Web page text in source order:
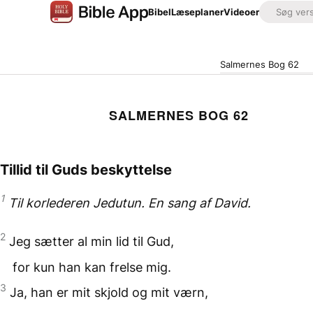
BibelLæseplanerVideoer
Salmernes Bog 62
SALMERNES BOG 62
Tillid til Guds beskyttelse
1 Til korlederen Jedutun. En sang af David.
2 Jeg sætter al min lid til Gud,
for kun han kan frelse mig.
3 Ja, han er mit skjold og mit værn,